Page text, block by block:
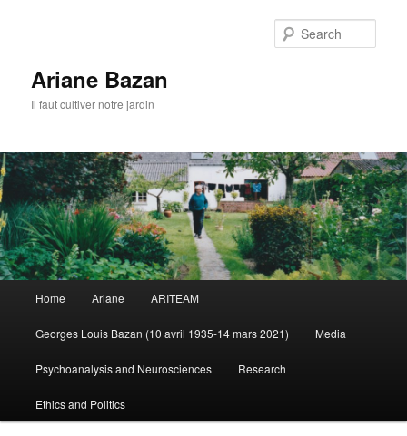
Ariane Bazan
Il faut cultiver notre jardin
Skip
to
primary
Skip
to
secondary
Home Ariane ARITEAM
Georges Louis Bazan (10 avril 1935-14 mars 2021) Media
Psychoanalysis and Neurosciences Research
Ethics and Politics